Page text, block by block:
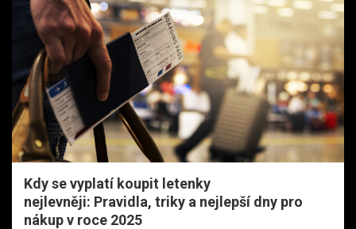
Kdy se vyplatí koupit letenky
nejlevněji: Pravidla, triky a nejlepší dny pro
nákup v roce 2025